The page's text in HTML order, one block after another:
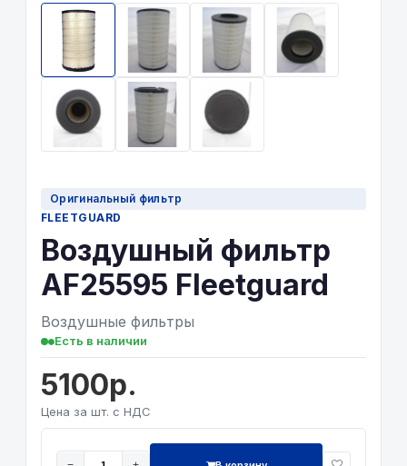
Оригинальный фильтр
FLEETGUARD
Воздушный фильтр
AF25595 Fleetguard
Воздушные фильтры
Есть в наличии
5100р.
Цена за шт. с НДС